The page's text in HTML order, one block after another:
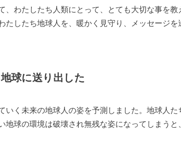
、わたしたち人類にとって、とても大切な事を教
たしたち地球人を、暖かく見守り、メッセージを
球に送り出した
いく未来の地球人の姿を予測しました。地球人た
地球の環境は破壊され無残な姿になってしまうと